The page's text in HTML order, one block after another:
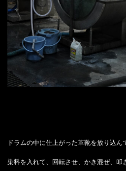
ドラムの中に仕上がった革靴を放り込ん
染料を入れて、回転させ、かき混ぜ、叩